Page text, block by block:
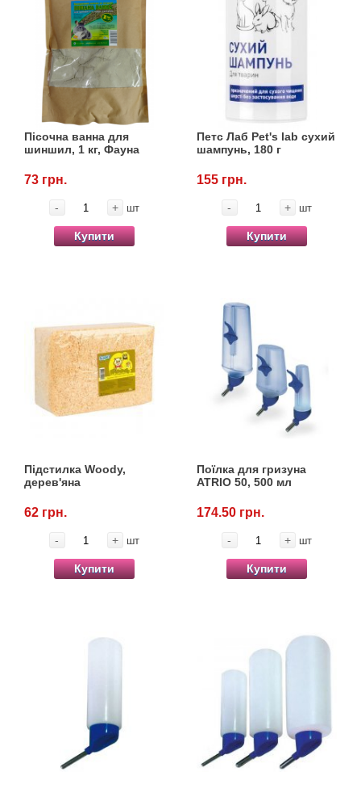
Пісочна ванна для
шиншил, 1 кг, Фауна
73 грн.
- + шт
Купити
Петс Лаб Pet's lab сухий
шампунь, 180 г
155 грн.
- + шт
Купити
Підстилка Woody,
дерев'яна
62 грн.
- + шт
Купити
Поїлка для гризуна
ATRIO 50, 500 мл
174.50 грн.
- + шт
Купити